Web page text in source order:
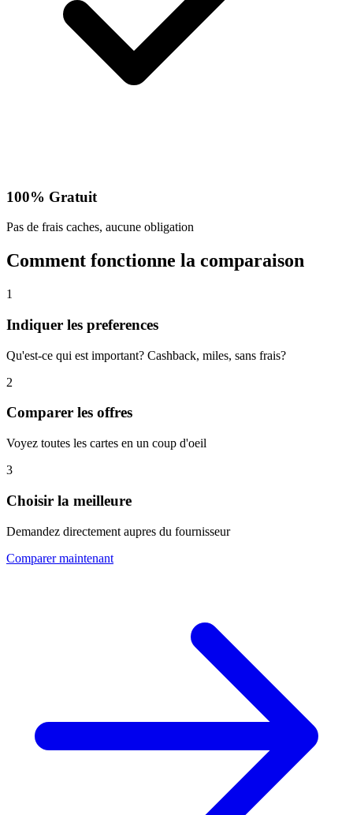
100% Gratuit
Pas de frais caches, aucune obligation
Comment fonctionne la comparaison
1
Indiquer les preferences
Qu'est-ce qui est important? Cashback, miles, sans frais?
2
Comparer les offres
Voyez toutes les cartes en un coup d'oeil
3
Choisir la meilleure
Demandez directement aupres du fournisseur
Comparer maintenant